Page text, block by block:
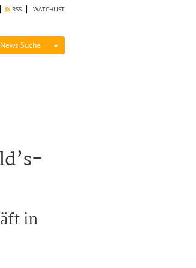
RSS WATCHLIST
News Suche Menü ein-/ausblenden
in